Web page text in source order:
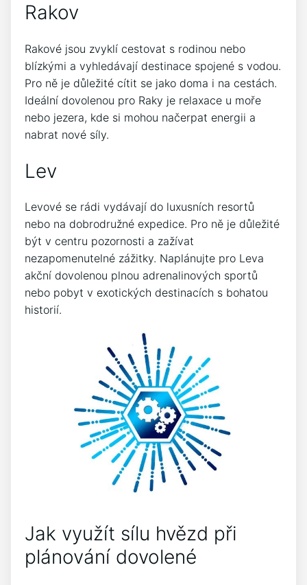
Rakov
Rakové jsou zvyklí cestovat s rodinou nebo
blízkými a vyhledávají destinace spojené s vodou.
Pro ně je důležité cítit se jako doma i na cestách.
Ideální dovolenou pro Raky je relaxace u moře
nebo jezera, kde si mohou načerpat energii a
nabrat nové síly.
Lev
Levové se rádi vydávají do luxusních resortů
nebo na dobrodružné expedice. Pro ně je důležité
být v centru pozornosti a zažívat
nezapomenutelné zážitky. Naplánujte pro Leva
akční dovolenou plnou adrenalinových sportů
nebo pobyt v exotických destinacích s bohatou
historií.
Jak využít sílu hvězd při
plánování dovolené